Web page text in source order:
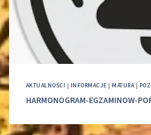
AKTUALNOŚCI | INFORMACJE |MATURA|
HARMONOGRAM-EGZAMINOW-